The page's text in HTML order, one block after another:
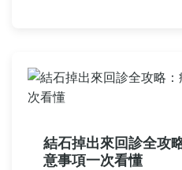
結石掉出來回診全攻
意事項一次看懂